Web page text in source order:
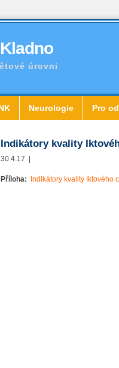
úrovni
Neurologie Pro
Indikátory kvality
30.4.17 |
Příloha: Indikátory kvality Iktového